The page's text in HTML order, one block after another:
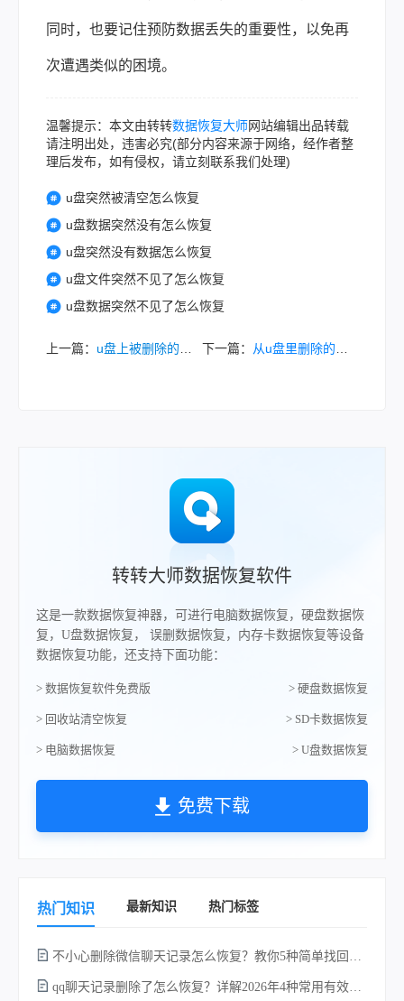
同时，也要记住预防数据丢失的重要性，以免再
次遭遇类似的困境。
温馨提示：本文由转转数据恢复大师网站编辑出品转载
请注明出处，违害必究(部分内容来源于网络，经作者整
理后发布，如有侵权，请立刻联系我们处理)
u盘突然被清空怎么恢复
u盘数据突然没有怎么恢复
u盘突然没有数据怎么恢复
u盘文件突然不见了怎么恢复
u盘数据突然不见了怎么恢复
上一篇： u盘上被删除的文件怎么恢复？五种方法教你轻松搞定!！ 下一篇： 从u盘里删除的文件怎么找回来？这几个方法用起来！
转转大师数据恢复软件
这是一款数据恢复神器，可进行电脑数据恢复，硬盘数据恢
复，U盘数据恢复， 误删数据恢复，内存卡数据恢复等设备
数据恢复功能，还支持下面功能：
> 数据恢复软件免费版 > 硬盘数据恢复
> 回收站清空恢复 > SD卡数据恢复
> 电脑数据恢复 > U盘数据恢复
免费下载
热门知识 最新知识 热门标签
不小心删除微信聊天记录怎么恢复？教你5种简单找回的方法！
qq聊天记录删除了怎么恢复？详解2026年4种常用有效的方法（支持.db数据库提取）